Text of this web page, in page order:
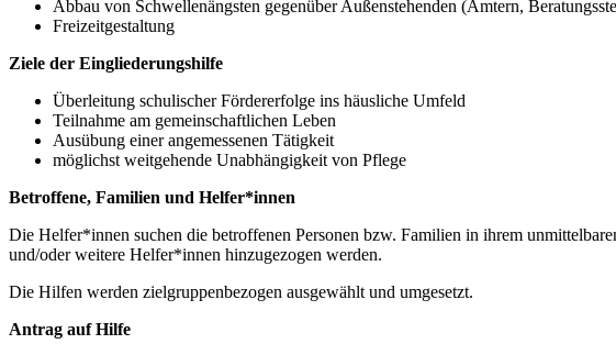
Abbau von Schwellenängsten gegenüber Außenstehenden (Ämtern,
Freizeitgestaltung
Ziele der Eingliederungshilfe
Überleitung schulischer Fördererfolge ins häusliche Umfeld
Teilnahme am gemeinschaftlichen Leben
Ausübung einer angemessenen Tätigkeit
möglichst weitgehende Unabhängigkeit von Pflege
Betroffene, Familien und Helfer*innen
Die Helfer*innen suchen die betroffenen Personen bzw. Familien in ihrem
und/oder weitere Helfer*innen hinzugezogen werden.
Die Hilfen werden zielgruppenbezogen ausgewählt und umgesetzt.
Antrag auf Hilfe